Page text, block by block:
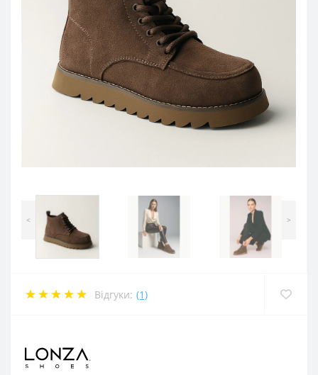
< >
Відгуки: (1)
.